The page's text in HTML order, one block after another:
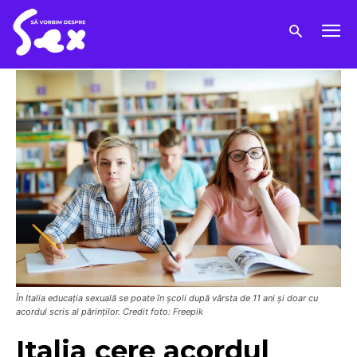
În Italia educația sexuală se poate în școli după vârsta de 11 ani și doar cu
acordul scris al părinților. Credit foto: Freepik